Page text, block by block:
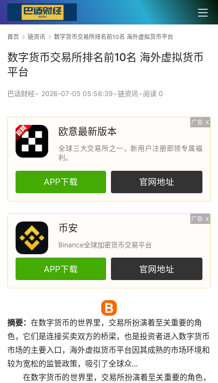
首页 链资讯 数字货币交易所排名前10名 海外虚拟货币平台
数字货币交易所排名前10名 海外虚拟货币
平台
巴适财经• 2026-07-05 05:56:39 •链资讯 • 阅读 0
广告 X
欧意最新版本
全球三大交易所之一，新用户注册即领专属福
利。
APP下载 官网地址
广告 X
币安
Binance全球加密货币交易平台
APP下载 官网地址
摘要： 在数字货币的世界里， 交易所扮演着至关重要的角
色，它们是连接买卖双方的桥梁，也是投资者进入数字货币
市场的主要入口，海外虚拟货币平台因其成熟的市场环境和
较为宽松的监管政策，吸引了全球众...
在数字货币的世界里，交易所扮演着至关重要的角色，